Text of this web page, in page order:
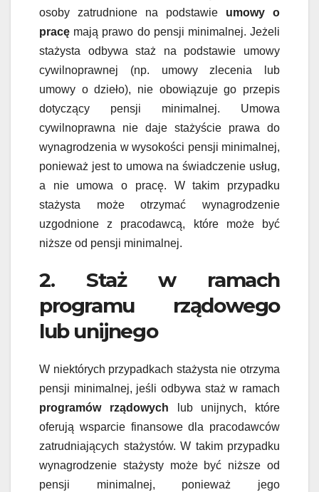
osoby zatrudnione na podstawie umowy o
pracę mają prawo do pensji minimalnej. Jeżeli
stażysta odbywa staż na podstawie umowy
cywilnoprawnej (np. umowy zlecenia lub
umowy o dzieło), nie obowiązuje go przepis
dotyczący pensji minimalnej. Umowa
cywilnoprawna nie daje stażyście prawa do
wynagrodzenia w wysokości pensji minimalnej,
ponieważ jest to umowa na świadczenie usług,
a nie umowa o pracę. W takim przypadku
stażysta może otrzymać wynagrodzenie
uzgodnione z pracodawcą, które może być
niższe od pensji minimalnej.
2. Staż w ramach
programu rządowego
lub unijnego
W niektórych przypadkach stażysta nie otrzyma
pensji minimalnej, jeśli odbywa staż w ramach
programów rządowych lub unijnych, które
oferują wsparcie finansowe dla pracodawców
zatrudniających stażystów. W takim przypadku
wynagrodzenie stażysty może być niższe od
pensji minimalnej, ponieważ jego